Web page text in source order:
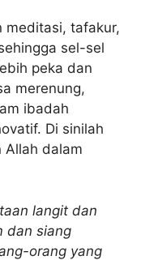
meditasi, tafakur,
sel-sel
peka dan
merenung,
ibadah
Di sinilah
Allah dalam
langit dan
dan siang
orang yang